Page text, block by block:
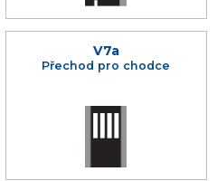
V7a
Přechod pro chodce